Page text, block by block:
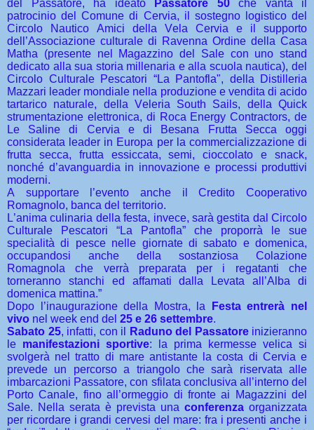
del Passatore, ha ideato
Passatore 50 che vanta il
patrocinio del Comune di Cervia, il sostegno logistico del
Circolo Nautico Amici della Vela Cervia e il supporto
dell’Associazione culturale di Ravenna Ordine della Casa
Matha (presente nel Magazzino del Sale con uno stand
dedicato alla sua storia millenaria e alla scuola nautica), del
Circolo Culturale Pescatori “La Pantofla", della Distilleria
Mazzari leader mondiale nella produzione e vendita di acido
tartarico naturale, della Veleria South Sails, della Quick
strumentazione elettronica, di Roca Energy Contractors, de
Le Saline di Cervia e di Besana Frutta Secca oggi
considerata leader in Europa per la commercializzazione di
frutta secca, frutta essiccata, semi, cioccolato e snack,
nonché d’avanguardia in innovazione e processi produttivi
moderni.
A supportare l’evento anche il Credito Cooperativo
Romagnolo, banca del territorio.
L’anima culinaria della festa, invece, sarà gestita dal Circolo
Culturale Pescatori “La Pantofla” che proporrà le sue
specialità di pesce nelle giornate di sabato e domenica,
occupandosi anche della sostanziosa Colazione
Romagnola che verrà preparata per i regatanti che
torneranno stanchi ed affamati dalla Levata all’Alba di
domenica mattina.”
Dopo l’inaugurazione della Mostra, la
Festa entrerà nel
vivo nel week end del 25 e 26 settembre.
Sabato 25, infatti, con il Raduno del Passatoreinizieranno
le manifestazioni sportive: la prima kermesse velica si
svolgerà nel tratto di mare antistante la costa di Cervia e
prevede un percorso a triangolo che sarà riservata alle
imbarcazioni Passatore, con sfilata conclusiva all’interno del
Porto Canale, fino all’ormeggio di fronte ai Magazzini del
Sale. Nella serata è prevista una conferenza organizzata
per ricordare i grandi cervesi del mare: fra i presenti anche i